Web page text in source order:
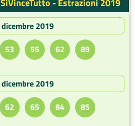
2019
53 55 62 89
2019
62 65 84 85